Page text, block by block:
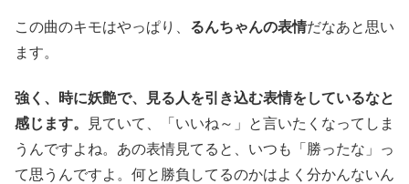
この曲のキモはやっぱり、 るんちゃんの表情だなあと思い
ます。
強く、時に妖艶で、見る人を引き込む表情をしているなと
感じます。
見ていて、「いいね～」と言いたくなってしま
うんですよね。あの表情見てると、いつも「勝ったな」っ
て思うんですよ。何と勝負してるのかはよく分かんないん